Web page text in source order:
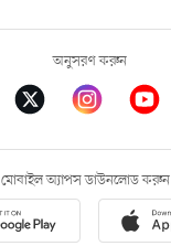
অনুসরণ করুন
মোবাইল অ্যাপস ডাউনলোড করুন